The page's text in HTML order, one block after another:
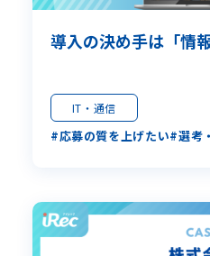
導入の決め手は「情
IT・通信
応募の質を上げたい 選考